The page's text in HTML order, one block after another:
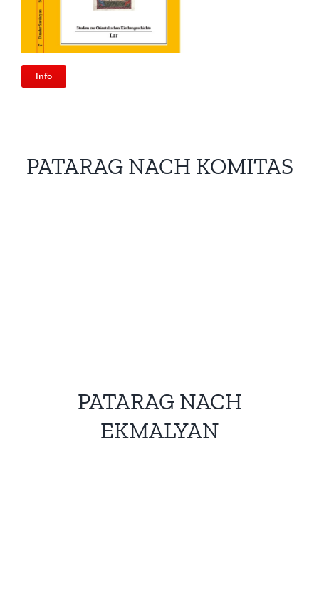
Info
PATARAG NACH KOMITAS
PATARAG NACH
EKMALYAN